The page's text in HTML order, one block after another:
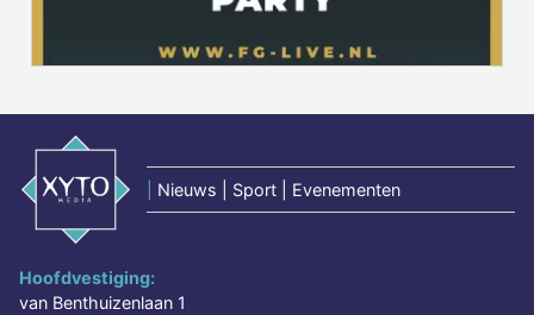
Nieuws | Sport | Evenementen
Hoofdvestiging:
van Benthuizenlaan 1